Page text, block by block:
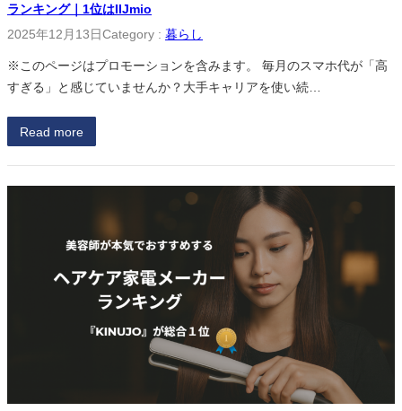
ランキング｜1位はIIJmio
2025年12月13日Category : 暮らし
※このページはプロモーションを含みます。 毎月のスマホ代が「高
すぎる」と感じていませんか？大手キャリアを使い続…
Read more